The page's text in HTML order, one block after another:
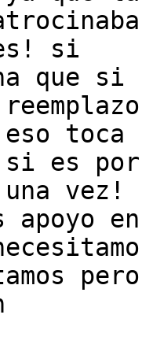
si
que
eso
si es
vez!
apoyo en
pero